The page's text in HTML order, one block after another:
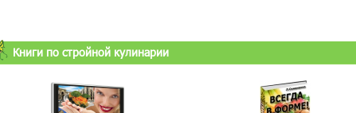
Книги по стройной кулинарии